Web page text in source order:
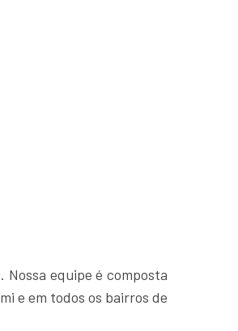
Nossa equipe é composta
e em todos os bairros de